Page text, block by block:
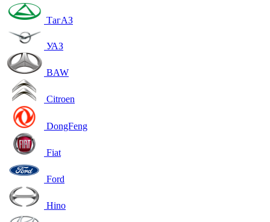
ТагАЗ
УАЗ
BAW
Citroen
DongFeng
Fiat
Ford
Hino